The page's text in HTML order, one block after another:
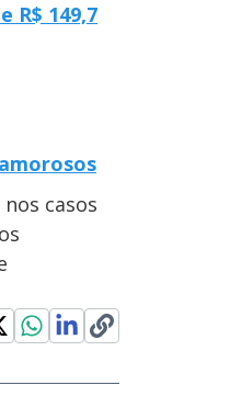
R$ 149,7
casos